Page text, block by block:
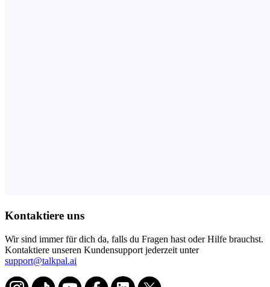
Kontaktiere uns
Wir sind immer für dich da, falls du Fragen hast oder Hilfe brauchst.
Kontaktiere unseren Kundensupport jederzeit unter
support@talkpal.ai